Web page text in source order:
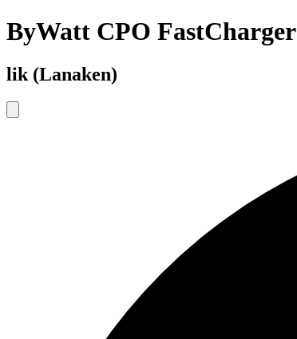
ByWatt CPO FastCharger
lik (Lanaken)